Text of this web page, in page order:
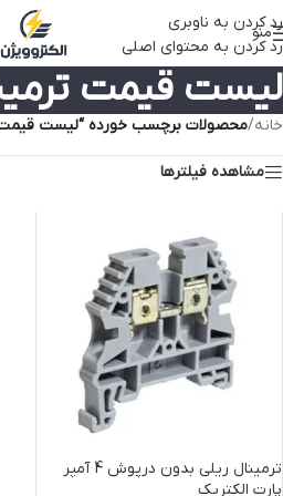
رد کردن به ناوبری
رد کردن به محتوای اصلی
منو
لیست قیمت
خانه/محصولات برچسب خورده “لیست قیمت
مشاهده فیلترها
ترمینال ریلی بدون درپوش 4 آمپر
پارت الکتریک